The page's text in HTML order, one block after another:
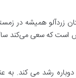
زردآلو همیشه در
که سعی می‌کند